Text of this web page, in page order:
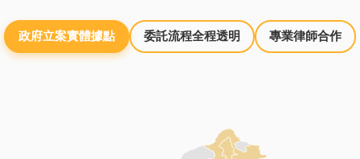
政府立案實體據點 委託流程全程透明 專業律師合作